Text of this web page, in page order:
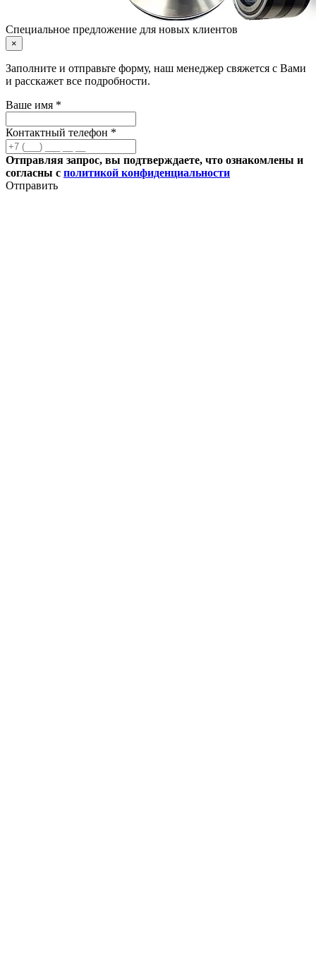
Специальное предложение для новых клиентов
×
Заполните и отправьте форму, наш менеджер свяжется с Вами
и расскажет все подробности.
Ваше имя *
Контактный телефон *
Отправляя запрос, вы подтверждаете, что ознакомлены и
согласны с политикой конфиденциальности
Отправить